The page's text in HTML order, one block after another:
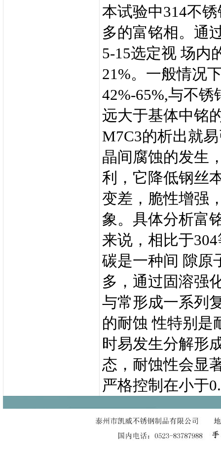
本试验中314不
多的富铭相。通
5-15选定视 场内
21%。一般情况
42%-65%,与不
远大于基体中铭
M7C3的析出就
晶间腐蚀的发生
利，它降低钢丝
变差，脆性增强
象。具体分析富
来说，相比于
碳是一种间 隙原
多，通过固溶强
与常形成一系列
的耐蚀 性特别是
时易发生分解形
态，耐蚀性会显
严格控制在小于